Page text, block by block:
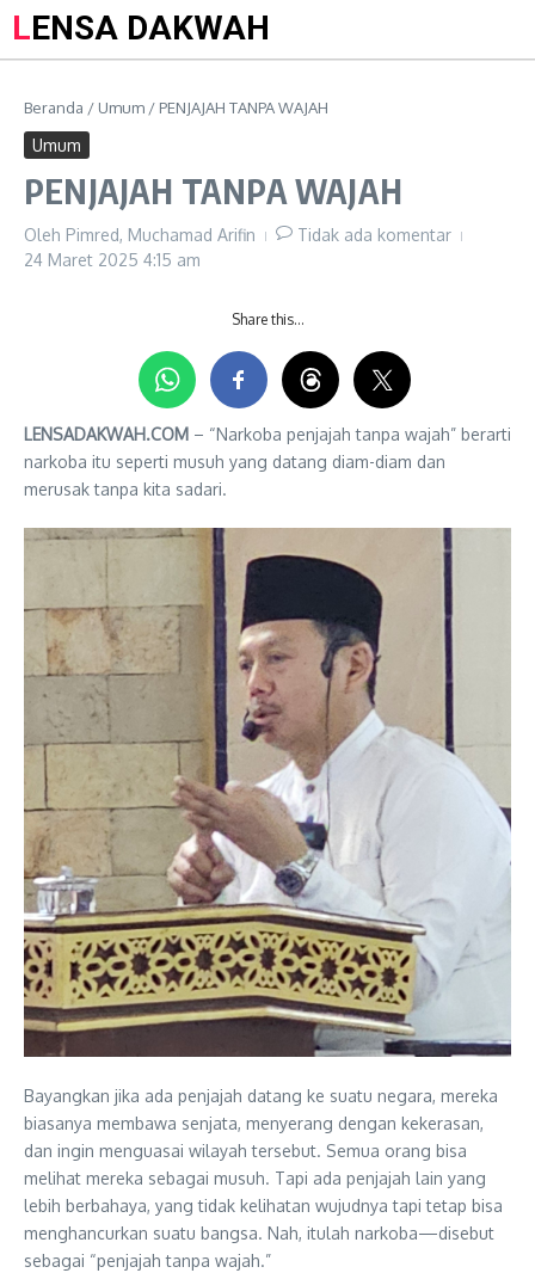
LENSA DAKWAH
Beranda / Umum / PENJAJAH TANPA WAJAH
Umum
PENJAJAH TANPA WAJAH
Oleh Pimred, Muchamad Arifin
Tidak ada komentar
24 Maret 2025 4:15 am
Share this…
LENSADAKWAH.COM – “Narkoba penjajah tanpa wajah” berarti
narkoba itu seperti musuh yang datang diam-diam dan
merusak tanpa kita sadari.
Bayangkan jika ada penjajah datang ke suatu negara, mereka
biasanya membawa senjata, menyerang dengan kekerasan,
dan ingin menguasai wilayah tersebut. Semua orang bisa
melihat mereka sebagai musuh. Tapi ada penjajah lain yang
lebih berbahaya, yang tidak kelihatan wujudnya tapi tetap bisa
menghancurkan suatu bangsa. Nah, itulah narkoba—disebut
sebagai “penjajah tanpa wajah.”